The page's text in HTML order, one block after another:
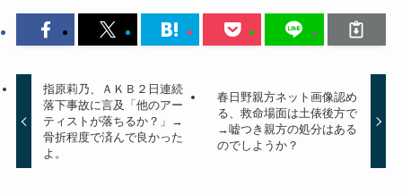
指原莉乃、ＡＫＢ２日連続
落下事故に言及「他のアー
ティストが落ちるか？」→
骨折程度で済んで良かった
よ。
春日野親方ネット画像認め
る、救命場面は土俵後方で
→嘘つき親方の処分はある
のでしようか？